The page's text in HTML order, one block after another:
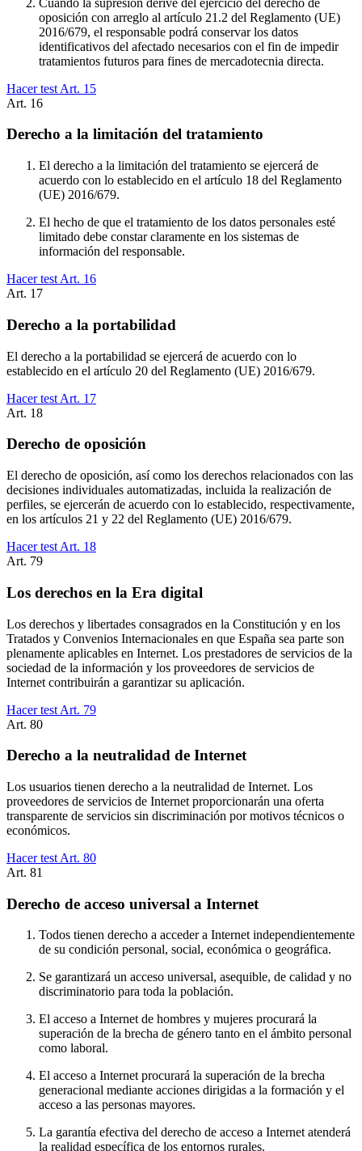
oposición con arreglo al artículo 21.2 del Reglamento (UE)
2016/679, el responsable podrá conservar los datos
identificativos del afectado necesarios con el fin de impedir
tratamientos futuros para fines de mercadotecnia directa.
Hacer test Art. 15
Art. 16
Derecho a la limitación del tratamiento
El derecho a la limitación del tratamiento se ejercerá de
acuerdo con lo establecido en el artículo 18 del Reglamento
(UE) 2016/679.
El hecho de que el tratamiento de los datos personales esté
limitado debe constar claramente en los sistemas de
información del responsable.
Hacer test Art. 16
Art. 17
Derecho a la portabilidad
El derecho a la portabilidad se ejercerá de acuerdo con lo
establecido en el artículo 20 del Reglamento (UE) 2016/679.
Hacer test Art. 17
Art. 18
Derecho de oposición
El derecho de oposición, así como los derechos relacionados con las
decisiones individuales automatizadas, incluida la realización de
perfiles, se ejercerán de acuerdo con lo establecido, respectivamente,
en los artículos 21 y 22 del Reglamento (UE) 2016/679.
Hacer test Art. 18
Art. 79
Los derechos en la Era digital
Los derechos y libertades consagrados en la Constitución y en los
Tratados y Convenios Internacionales en que España sea parte son
plenamente aplicables en Internet. Los prestadores de servicios de la
sociedad de la información y los proveedores de servicios de
Internet contribuirán a garantizar su aplicación.
Hacer test Art. 79
Art. 80
Derecho a la neutralidad de Internet
Los usuarios tienen derecho a la neutralidad de Internet. Los
proveedores de servicios de Internet proporcionarán una oferta
transparente de servicios sin discriminación por motivos técnicos o
económicos.
Hacer test Art. 80
Art. 81
Derecho de acceso universal a Internet
Todos tienen derecho a acceder a Internet independientemente
de su condición personal, social, económica o geográfica.
Se garantizará un acceso universal, asequible, de calidad y no
discriminatorio para toda la población.
El acceso a Internet de hombres y mujeres procurará la
superación de la brecha de género tanto en el ámbito personal
como laboral.
El acceso a Internet procurará la superación de la brecha
generacional mediante acciones dirigidas a la formación y el
acceso a las personas mayores.
La garantía efectiva del derecho de acceso a Internet atenderá
la realidad específica de los entornos rurales.